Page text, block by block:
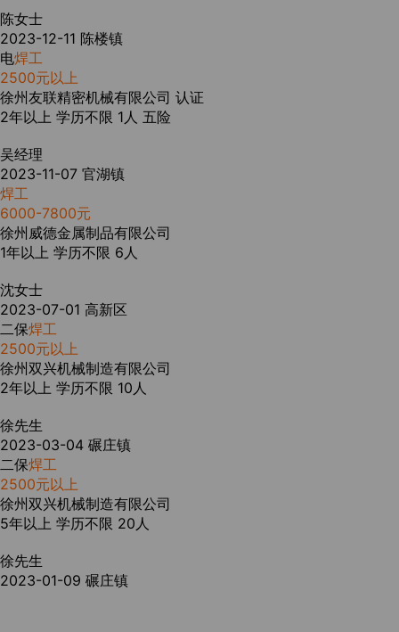
陈女士
2023-12-11 陈楼镇
电焊工
2500元以上
徐州友联精密机械有限公司 认证
2年以上 学历不限 1人 五险
吴经理
2023-11-07 官湖镇
焊工
6000-7800元
徐州威德金属制品有限公司
1年以上 学历不限 6人
沈女士
2023-07-01 高新区
二保焊工
2500元以上
徐州双兴机械制造有限公司
2年以上 学历不限 10人
徐先生
2023-03-04 碾庄镇
二保焊工
2500元以上
徐州双兴机械制造有限公司
5年以上 学历不限 20人
徐先生
2023-01-09 碾庄镇